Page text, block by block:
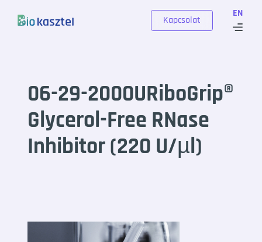
EN
Kapcsolat
06-29-2000URiboGrip®
Glycerol-Free RNase
Inhibitor (220 U/µl)